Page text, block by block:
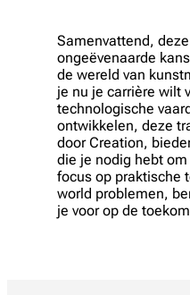
Samenvattend,
ongeëvenaarde
de wereld van
je nu je carrière wilt
technologische
ontwikkelen, deze
door Creation,
die je nodig hebt
focus op praktische
world problemen,
je voor op de